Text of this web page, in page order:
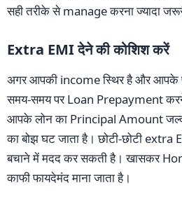
सही तरीके से manage करना ज्यादा
Extra EMI देने की कोशिश करें
अगर आपकी income स्थिर है और आपके
समय-समय पर Loan Prepayment
आपके लोन का Principal Amount
का बोझ घट जाता है। छोटी-छोटी
बचाने में मदद कर सकती है। खासकर
काफी फायदेमंद माना जाता है।